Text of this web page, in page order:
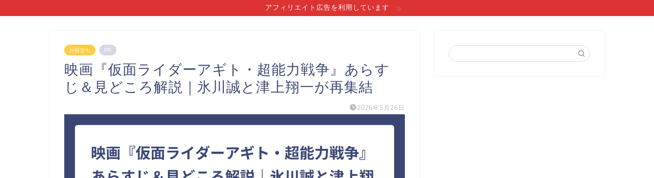
アフィリエイト広告を利用しています
お役立ち PR
映画『仮面ライダーアギト・超能力戦争』あらす
じ＆見どころ解説｜氷川誠と津上翔一が再集結
2026年5月26日